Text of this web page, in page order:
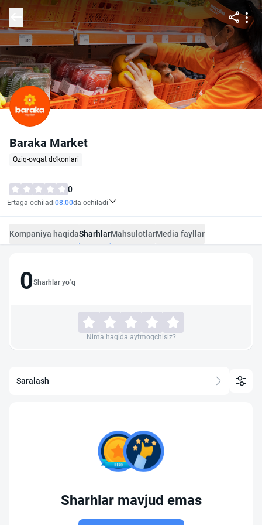
Baraka Market
Oziq-ovqat do'konlari
0
Ertaga ochiladi08:00da ochiladi
Kompaniya haqidaSharhlarMahsulotlarMedia fayllar
0Sharhlar yo‘q
Nima haqida aytmoqchisiz?
Saralash
Sharhlar mavjud emas